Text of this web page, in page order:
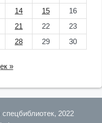
14 15
16
21 22
23
28 29 30
»
2022